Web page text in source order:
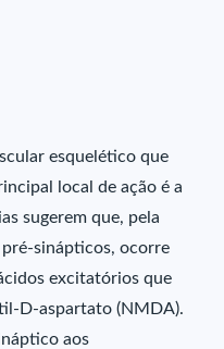
esquelético que
local de ação é a
sugerem que, pela
sinápticos, ocorre
excitatórios que
D-aspartato (NMDA).
aos